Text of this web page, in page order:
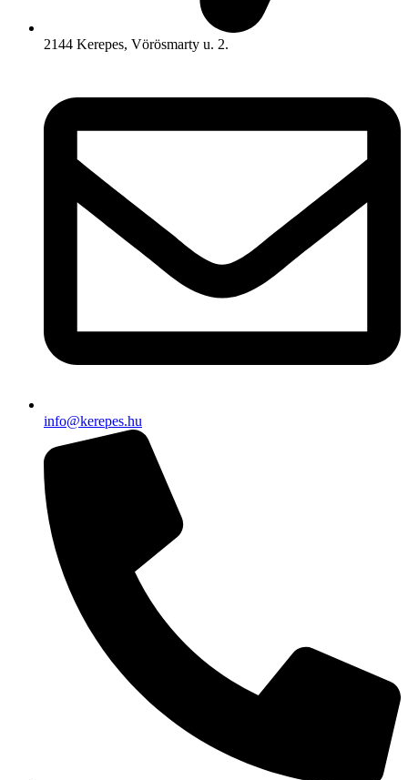
2144 Kerepes, Vörösmarty u. 2.
info@kerepes.hu